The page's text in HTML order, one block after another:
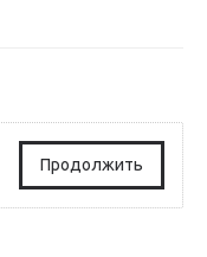
Продолжить